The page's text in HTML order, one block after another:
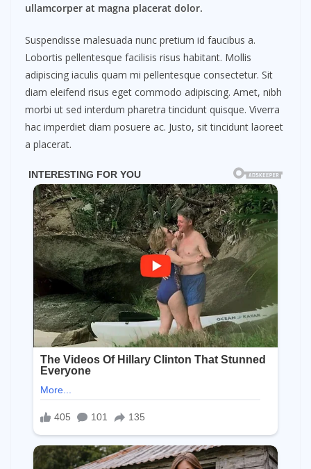
ullamcorper at magna placerat dolor.
Suspendisse malesuada nunc pretium id faucibus a.
Lobortis pellentesque facilisis risus habitant. Mollis
adipiscing iaculis quam mi pellentesque consectetur. Sit
diam eleifend risus eget commodo adipiscing. Amet, nibh
morbi ut sed interdum pharetra tincidunt quisque. Viverra
hac imperdiet diam posuere ac. Justo, sit tincidunt laoreet
a placerat.